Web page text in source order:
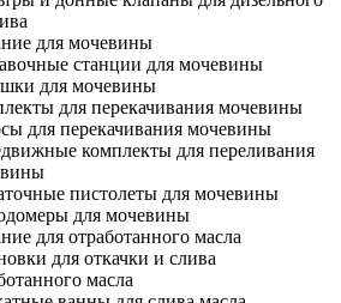
для мочевины
станции для мочевины
для мочевины
для перекачивания мочевины
для перекачивания мочевины
комплекты для переливания
пистолеты для мочевины
для мочевины
для отработанного масла
для откачки и слива
масла